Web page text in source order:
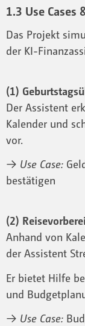
1.3 Use Cases
Das Projekt
der KI-
(1)
Der Assistent
Kalender und
vor.
→ Use Case:
bestätigen
(2)
Anhand von
der Assistent
Er bietet Hilfe
und
→ Use Case: